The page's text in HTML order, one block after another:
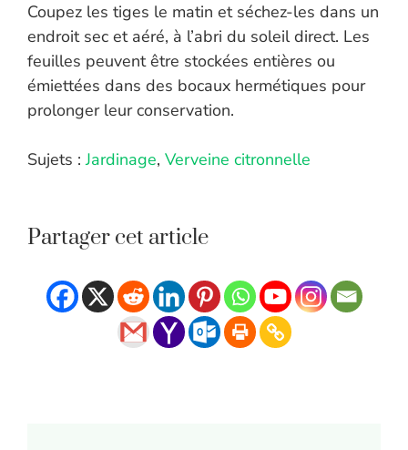
Coupez les tiges le matin et séchez-les dans un
endroit sec et aéré, à l’abri du soleil direct. Les
feuilles peuvent être stockées entières ou
émiettées dans des bocaux hermétiques pour
prolonger leur conservation.
Sujets :Jardinage, Verveine citronnelle
Partager cet article